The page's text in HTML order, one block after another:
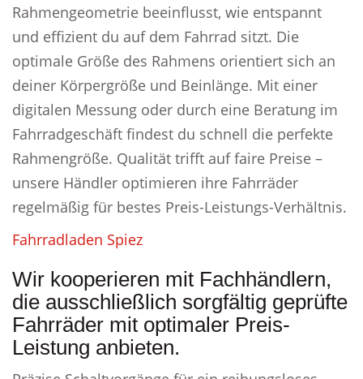
Rahmengeometrie beeinflusst, wie entspannt
und effizient du auf dem Fahrrad sitzt. Die
optimale Größe des Rahmens orientiert sich an
deiner Körpergröße und Beinlänge. Mit einer
digitalen Messung oder durch eine Beratung im
Fahrradgeschäft findest du schnell die perfekte
Rahmengröße. Qualität trifft auf faire Preise –
unsere Händler optimieren ihre Fahrräder
regelmäßig für bestes Preis-Leistungs-Verhältnis.
Fahrradladen Spiez
Wir kooperieren mit Fachhändlern,
die ausschließlich sorgfältig geprüfte
Fahrräder mit optimaler Preis-
Leistung anbieten.